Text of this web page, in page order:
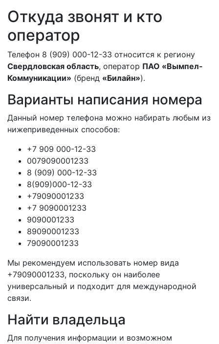
Откуда звонят и кто
оператор
Телефон 8 (909) 000-12-33 относится к региону
Свердловская область, оператор ПАО «Вымпел-
Коммуникации» (бренд «Билайн»).
Варианты написания номера
Данный номер телефона можно набирать любым из
нижеприведенных способов:
+7 909 000-12-33
0079090001233
8 (909) 000-12-33
8(909)000-12-33
+79090001233
+7 9090001233
9090001233
89090001233
79090001233
Мы рекомендуем использовать номер вида
+79090001233, поскольку он наиболее
универсальный и подходит для международной
связи.
Найти владельца
Для получения информации и возможном